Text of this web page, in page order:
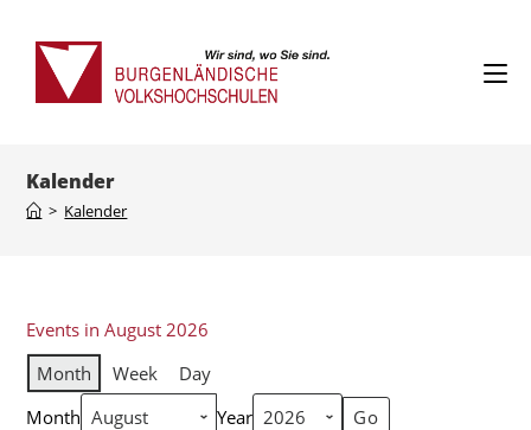
Kalender
> Kalender
Events in August 2026
Month
Week
Day
Month
Year